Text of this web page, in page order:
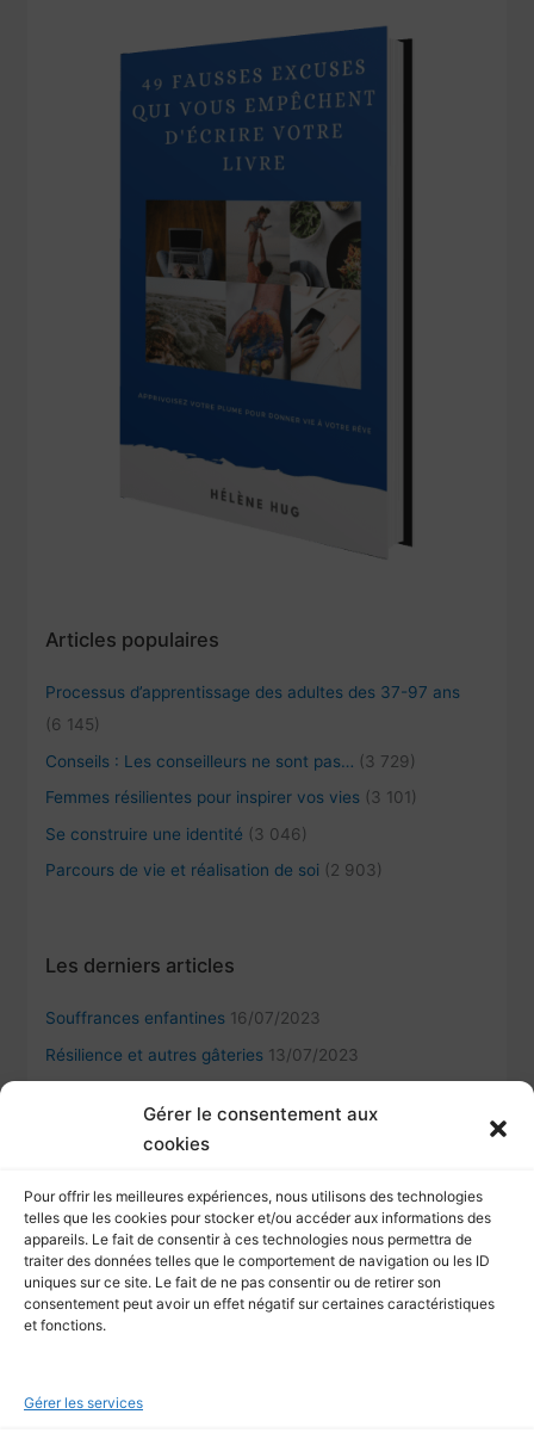
Gérer le consentement aux
cookies
Pour offrir les meilleures expériences, nous utilisons des technologies
telles que les cookies pour stocker et/ou accéder aux informations des
appareils. Le fait de consentir à ces technologies nous permettra de
traiter des données telles que le comportement de navigation ou les ID
uniques sur ce site. Le fait de ne pas consentir ou de retirer son
consentement peut avoir un effet négatif sur certaines caractéristiques
et fonctions.
Gérer les services
Articles populaires
Processus d’apprentissage des adultes des 37-97 ans
(6 145)
Conseils : Les conseilleurs ne sont pas… (3 729)
Femmes résilientes pour inspirer vos vies (3 101)
Se construire une identité (3 046)
Parcours de vie et réalisation de soi (2 903)
Les derniers articles
Souffrances enfantines 16/07/2023
Résilience et autres gâteries 13/07/2023
L’importance de la reconnaissance d’autrui pour les
Comment comprendre autrui en se comprenant soi-
même 02/06/2022
Je recherche
e